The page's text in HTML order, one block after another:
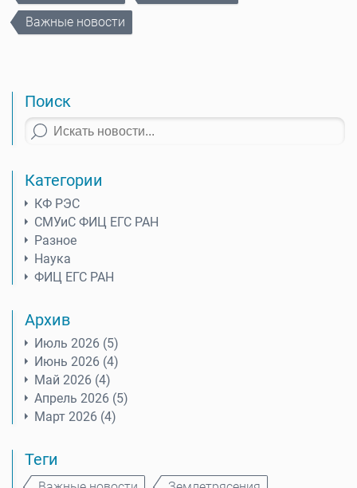
Важные новости
Поиск
Категории
КФ РЭС
СМУиС ФИЦ ЕГС РАН
Разное
Наука
ФИЦ ЕГС РАН
Архив
Июль 2026 (5)
Июнь 2026 (4)
Май 2026 (4)
Апрель 2026 (5)
Март 2026 (4)
Теги